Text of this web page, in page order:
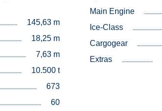
145,63 m
18,25 m
7,63 m
10.500 t
673
60
Main Engine
Ice-Class
Cargogear
Extras